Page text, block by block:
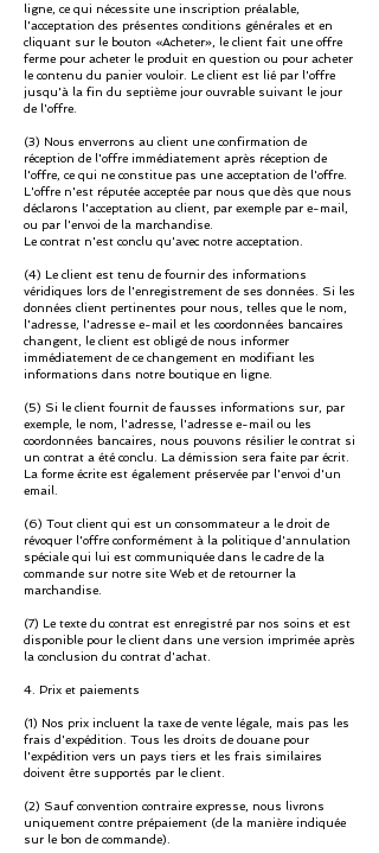
ligne, ce qui nécessite une inscription préalable,
l'acceptation des présentes conditions générales et en
cliquant sur le bouton «Acheter», le client fait une offre
ferme pour acheter le produit en question ou pour acheter
le contenu du panier vouloir. Le client est lié par l'offre
jusqu'à la fin du septième jour ouvrable suivant le jour
de l'offre.
(3) Nous enverrons au client une confirmation de
réception de l'offre immédiatement après réception de
l'offre, ce qui ne constitue pas une acceptation de l'offre.
L'offre n'est réputée acceptée par nous que dès que nous
déclarons l'acceptation au client, par exemple par e-mail,
ou par l'envoi de la marchandise.
Le contrat n'est conclu qu'avec notre acceptation.
(4) Le client est tenu de fournir des informations
véridiques lors de l'enregistrement de ses données. Si les
données client pertinentes pour nous, telles que le nom,
l'adresse, l'adresse e-mail et les coordonnées bancaires
changent, le client est obligé de nous informer
immédiatement de ce changement en modifiant les
informations dans notre boutique en ligne.
(5) Si le client fournit de fausses informations sur, par
exemple, le nom, l'adresse, l'adresse e-mail ou les
coordonnées bancaires, nous pouvons résilier le contrat si
un contrat a été conclu. La démission sera faite par écrit.
La forme écrite est également préservée par l'envoi d'un
email.
(6) Tout client qui est un consommateur a le droit de
révoquer l'offre conformément à la politique d'annulation
spéciale qui lui est communiquée dans le cadre de la
commande sur notre site Web et de retourner la
marchandise.
(7) Le texte du contrat est enregistré par nos soins et est
disponible pour le client dans une version imprimée après
la conclusion du contrat d'achat.
4. Prix et paiements
(1) Nos prix incluent la taxe de vente légale, mais pas les
frais d'expédition. Tous les droits de douane pour
l'expédition vers un pays tiers et les frais similaires
doivent être supportés par le client.
(2) Sauf convention contraire expresse, nous livrons
uniquement contre prépaiement (de la manière indiquée
sur le bon de commande).